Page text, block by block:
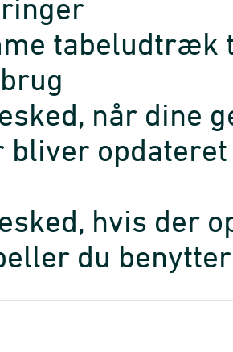
tabeludtræk
når dine
bliver opdateret
hvis der
du benytter